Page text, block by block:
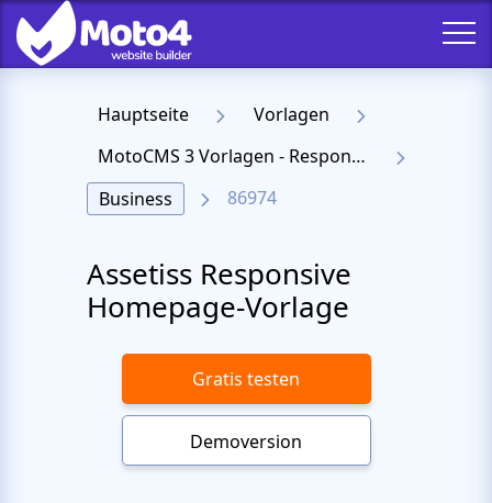
Hauptseite
Vorlagen
MotoCMS 3 Vorlagen - Responsive Templates für Website
Business
86974
Assetiss Responsive
Homepage-Vorlage
Gratis testen
Demoversion